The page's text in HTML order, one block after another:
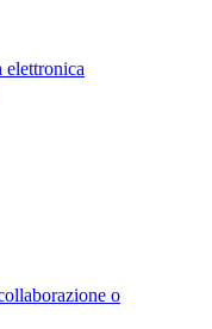
elettronica
o